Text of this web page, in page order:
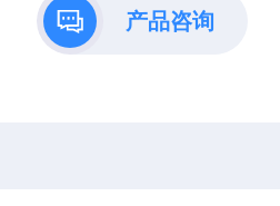
产品咨询